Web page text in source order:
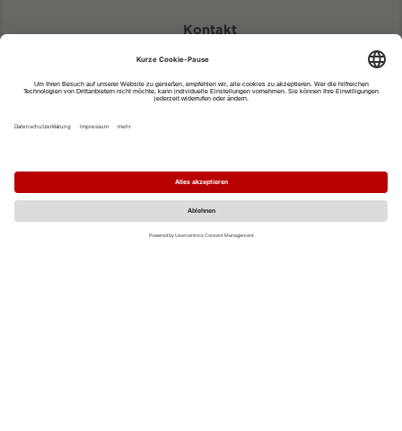
Kontakt
eventportal@fwtm.de
Impressum